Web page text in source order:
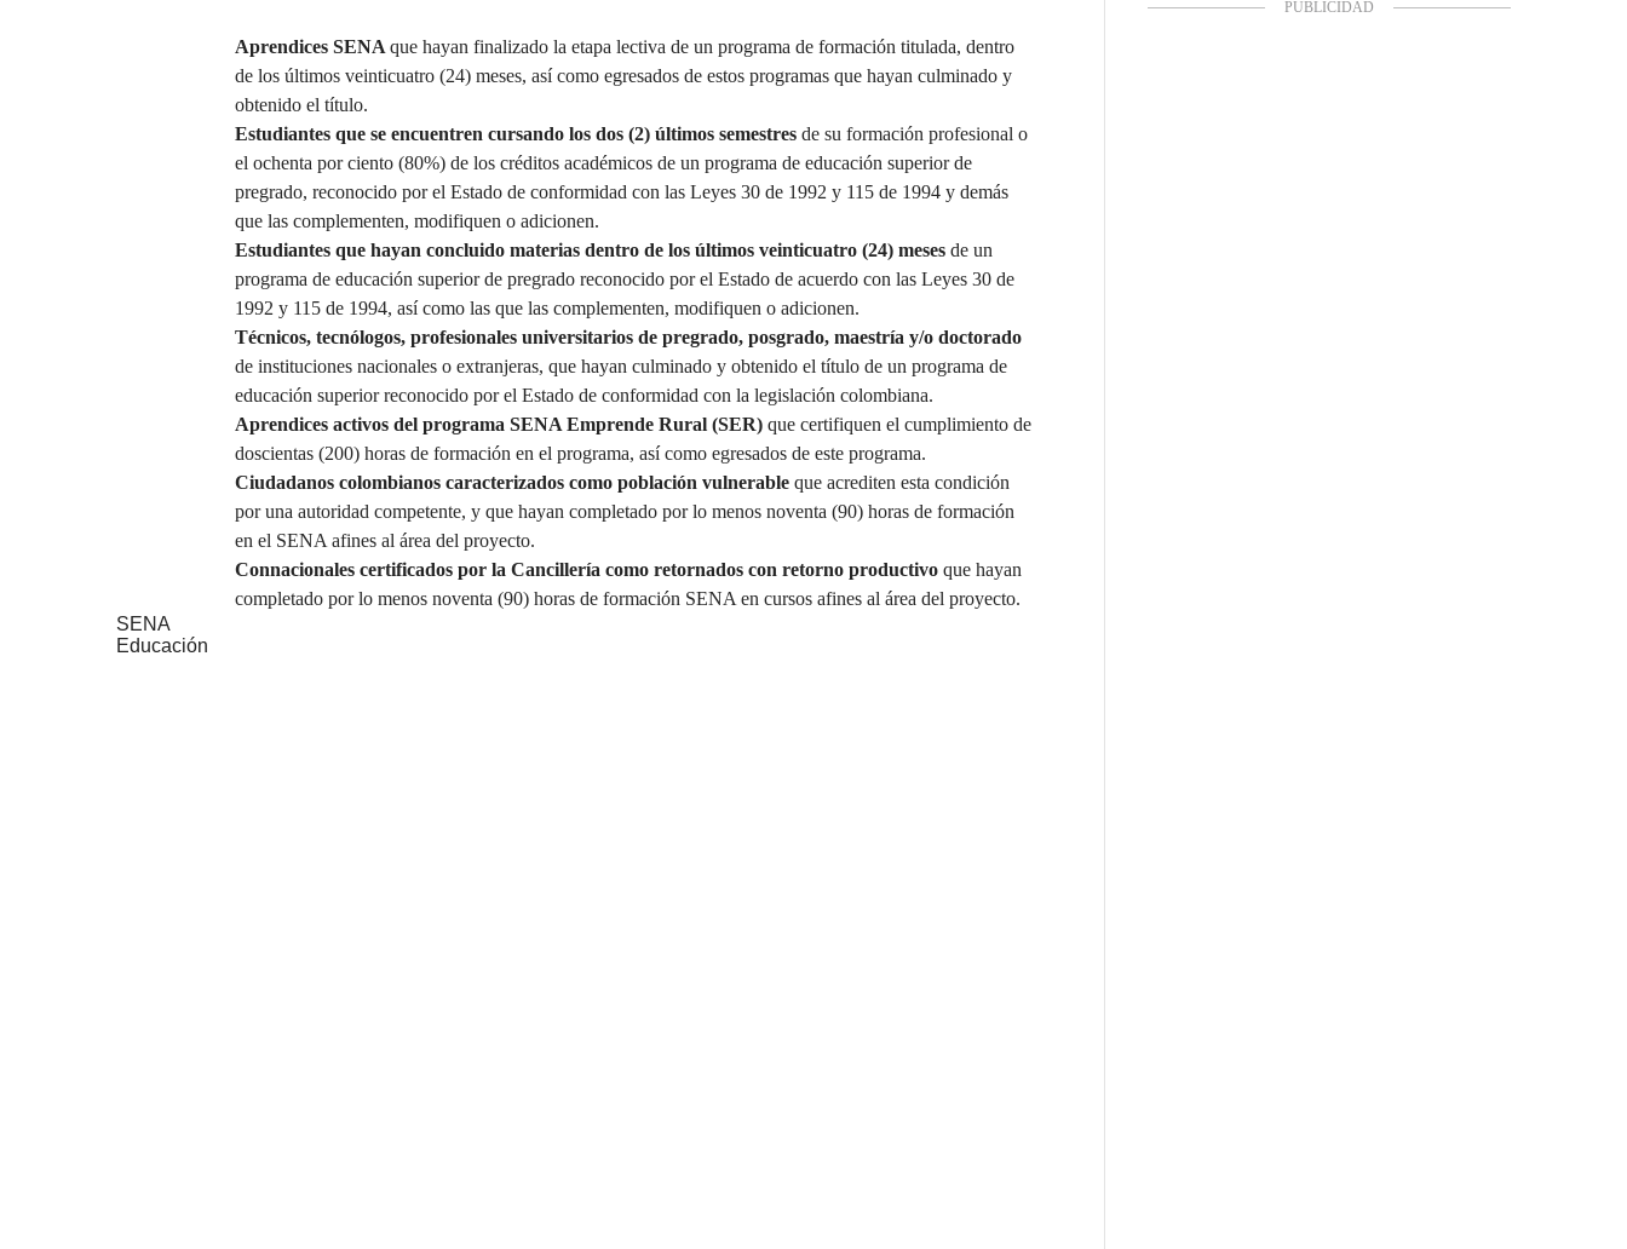
Aprendices SENA que hayan finalizado la etapa lectiva de un programa de formación titulada, dentro
de los últimos veinticuatro (24) meses, así como egresados de estos programas que hayan culminado y
obtenido el título.
Estudiantes que se encuentren cursando los dos (2) últimos semestres de su formación profesional o
el ochenta por ciento (80%) de los créditos académicos de un programa de educación superior de
pregrado, reconocido por el Estado de conformidad con las Leyes 30 de 1992 y 115 de 1994 y demás
que las complementen, modifiquen o adicionen.
Estudiantes que hayan concluido materias dentro de los últimos veinticuatro (24) meses de un
programa de educación superior de pregrado reconocido por el Estado de acuerdo con las Leyes 30 de
1992 y 115 de 1994, así como las que las complementen, modifiquen o adicionen.
Técnicos, tecnólogos, profesionales universitarios de pregrado, posgrado, maestría y/o doctorado
de instituciones nacionales o extranjeras, que hayan culminado y obtenido el título de un programa de
educación superior reconocido por el Estado de conformidad con la legislación colombiana.
Aprendices activos del programa SENA Emprende Rural (SER) que certifiquen el cumplimiento de
doscientas (200) horas de formación en el programa, así como egresados de este programa.
Ciudadanos colombianos caracterizados como población vulnerable que acrediten esta condición
por una autoridad competente, y que hayan completado por lo menos noventa (90) horas de formación
en el SENA afines al área del proyecto.
Connacionales certificados por la Cancillería como retornados con retorno productivo que hayan
completado por lo menos noventa (90) horas de formación SENA en cursos afines al área del proyecto.
SENA
Educación